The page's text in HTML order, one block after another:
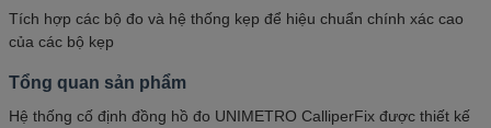
Tích hợp các bộ đo và hệ thống kẹp để hiệu chuẩn chính xác cao
của các bộ kẹp
Tổng quan sản phẩm
Hệ thống cố định đồng hồ đo UNIMETRO CalliperFix được thiết kế